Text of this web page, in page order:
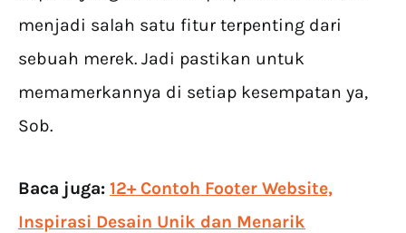
menjadi salah satu fitur terpenting dari
sebuah merek. Jadi pastikan untuk
memamerkannya di setiap kesempatan ya,
Sob.
Baca juga: 12+ Contoh Footer Website,
Inspirasi Desain Unik dan Menarik